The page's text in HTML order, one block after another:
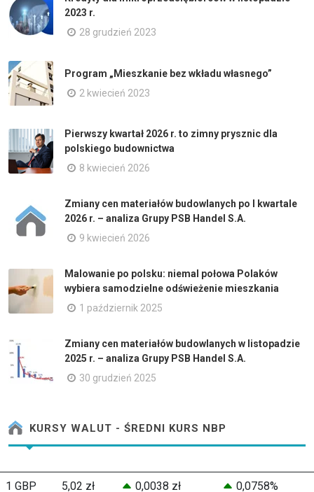
2023 r.
28 grudzień 2023
Program „Mieszkanie bez wkładu własnego”
2 kwiecień 2023
Pierwszy kwartał 2026 r. to zimny prysznic dla
polskiego budownictwa
8 kwiecień 2026
Zmiany cen materiałów budowlanych po I kwartale
2026 r. – analiza Grupy PSB Handel S.A.
9 kwiecień 2026
Malowanie po polsku: niemal połowa Polaków
wybiera samodzielne odświeżenie mieszkania
1 październik 2025
Zmiany cen materiałów budowlanych w listopadzie
2025 r. – analiza Grupy PSB Handel S.A.
30 grudzień 2025
KURSY WALUT - ŚREDNI KURS NBP
1 GBP 5,02 zł 0,0038 zł 0,0758%